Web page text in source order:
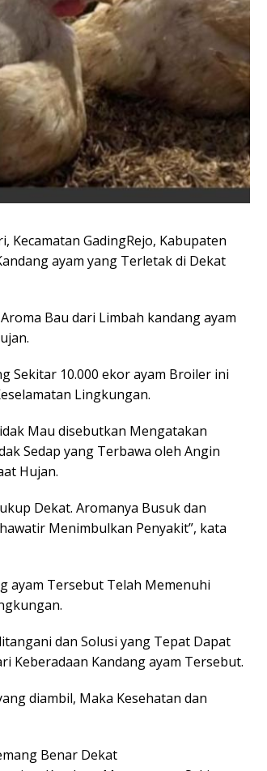
Kecamatan GadingRejo, Kabupaten
ayam yang Terletak di Dekat
Bau dari Limbah kandang ayam
Sekitar 10.000 ekor ayam Broiler ini
Lingkungan.
Mau disebutkan Mengatakan
Sedap yang Terbawa oleh Angin
Hujan.
Dekat. Aromanya Busuk dan
Menimbulkan Penyakit”, kata
ayam Tersebut Telah Memenuhi
dan Solusi yang Tepat Dapat
Keberadaan Kandang ayam Tersebut.
diambil, Maka Kesehatan dan
Benar Dekat